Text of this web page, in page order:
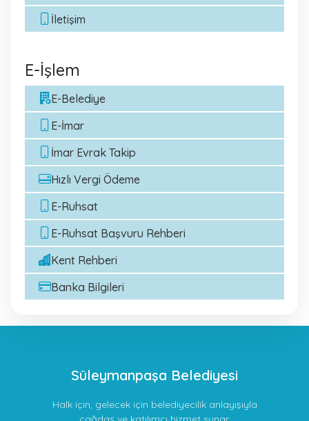
İletişim
E-İşlem
E-Belediye
E-İmar
İmar Evrak Takip
Hızlı Vergi Ödeme
E-Ruhsat
E-Ruhsat Başvuru Rehberi
Kent Rehberi
Banka Bilgileri
Süleymanpaşa Belediyesi
Halk için, gelecek için belediyecilik anlayışıyla